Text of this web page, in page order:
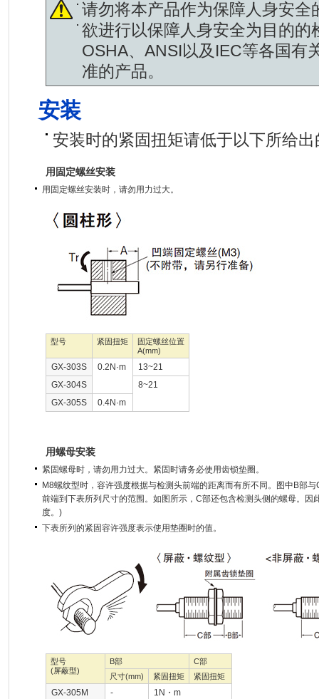
请勿将本产品作为保障人身安全
欲进行以保障人身安全为目的的
OSHA、ANSI以及IEC等各国有
准的产品。
安装
安装时的紧固扭矩请低于以下所给出
用固定螺丝安装
用固定螺丝安装时，请勿用力过大。
型号 紧固扭矩
固定螺丝位置
A(mm)
GX-303S 0.2N·m
13~21
GX-304S
8~21
GX-305S
0.4N·m
用螺母安装
紧固螺母时，请勿用力过大。紧固时请务必使用齿锁垫圈。
M8螺纹型时，容许强度根据与检测头前端的距离而有所不同。图中B部
前端到下表所列尺寸的范围。如图所示，C部还包含检测头侧的螺母。
度。)
下表所列的紧固容许强度表示使用垫圈时的值。
型号
(屏蔽型)
B部
C部
尺寸(mm)
紧固扭矩 紧固扭矩
GX-305M -
1N・m